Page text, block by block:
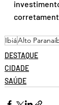
IbiáAlto
DESTAQUE
CIDADE
SAÚDE